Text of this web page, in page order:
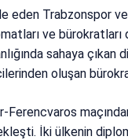
eden Trabzonspor
ve bürokratları
sahaya çıkan
oluşan
Ferencvaros
İki ülkenin